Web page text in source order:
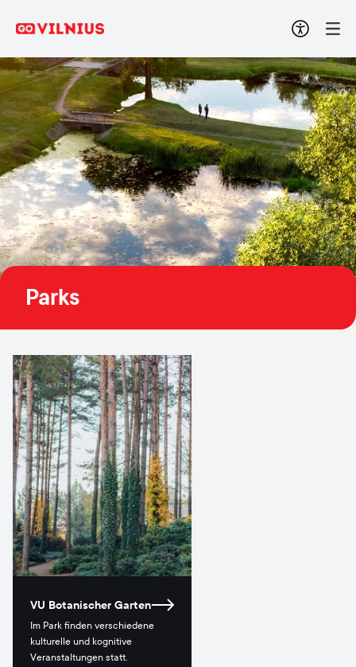
Parks
VU Botanischer Garten
Im Park finden verschiedene
kulturelle und kognitive
Veranstaltungen statt.